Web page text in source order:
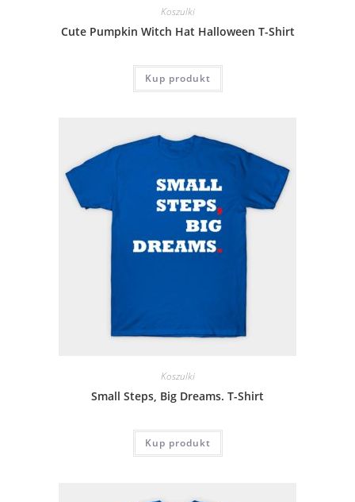
Koszulki
Cute Pumpkin Witch Hat Halloween T-Shirt
Kup produkt
Koszulki
Small Steps, Big Dreams. T-Shirt
Kup produkt